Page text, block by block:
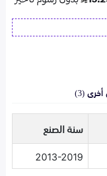
(3)
سنة الصنع
2013-2019